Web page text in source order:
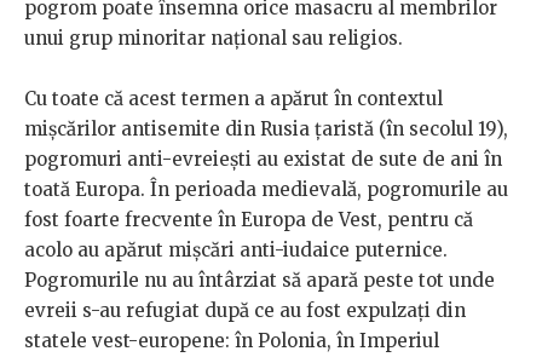
pogrom poate însemna orice masacru al membrilor
unui grup minoritar național sau religios.
Cu toate că acest termen a apărut în contextul
mișcărilor antisemite din Rusia țaristă (în secolul 19),
pogromuri anti-evreiești au existat de sute de ani în
toată Europa. În perioada medievală, pogromurile au
fost foarte frecvente în Europa de Vest, pentru că
acolo au apărut mișcări anti-iudaice puternice.
Pogromurile nu au întârziat să apară peste tot unde
evreii s-au refugiat după ce au fost expulzați din
statele vest-europene: în Polonia, în Imperiul